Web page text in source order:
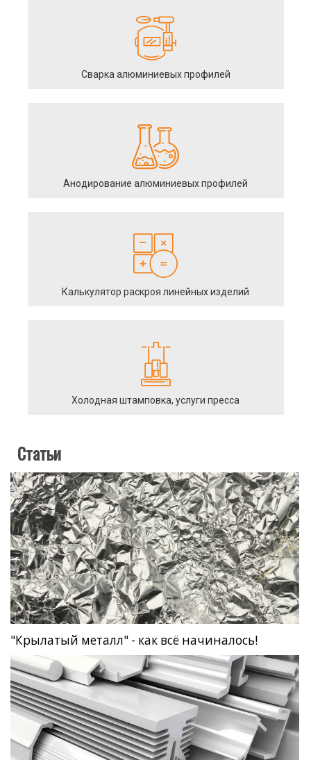
Сварка алюминиевых профилей
Анодирование алюминиевых профилей
Калькулятор раскроя линейных изделий
Холодная штамповка, услуги пресса
Статьи
"Крылатый металл" - как всё начиналось!